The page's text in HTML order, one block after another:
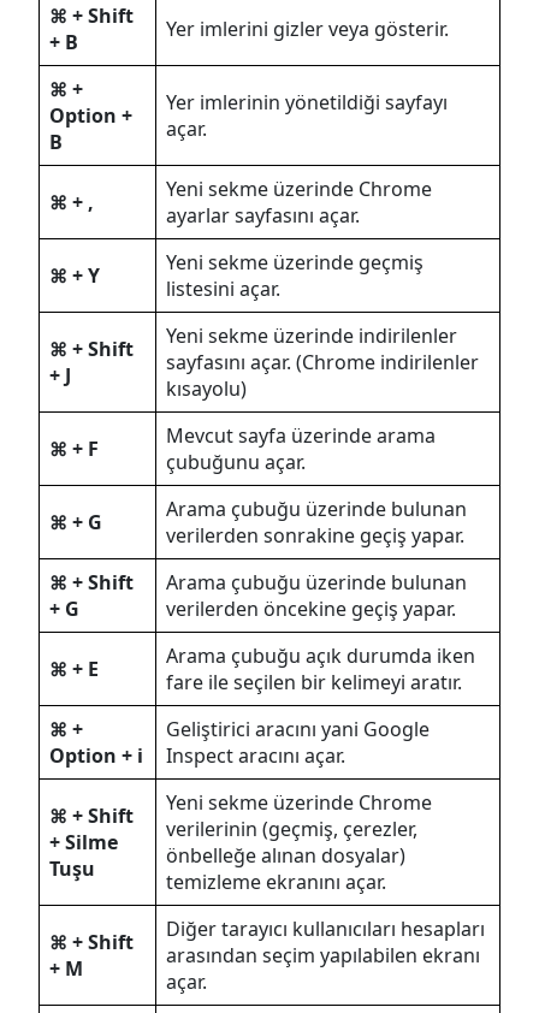
⌘ + Shift
+ B
Yer imlerini gizler veya gösterir.
⌘ +
Option +
B
Yer imlerinin yönetildiği sayfayı
açar.
⌘ + ,
Yeni sekme üzerinde Chrome
ayarlar sayfasını açar.
⌘ + Y
Yeni sekme üzerinde geçmiş
listesini açar.
⌘ + Shift
+ J
Yeni sekme üzerinde indirilenler
sayfasını açar. (Chrome indirilenler
kısayolu)
⌘ + F
Mevcut sayfa üzerinde arama
çubuğunu açar.
⌘ + G
Arama çubuğu üzerinde bulunan
verilerden sonrakine geçiş yapar.
⌘ + Shift
+ G
Arama çubuğu üzerinde bulunan
verilerden öncekine geçiş yapar.
⌘ + E
Arama çubuğu açık durumda iken
fare ile seçilen bir kelimeyi aratır.
⌘ +
Option + i
Geliştirici aracını yani Google
Inspect aracını açar.
⌘ + Shift
+ Silme
Tuşu
Yeni sekme üzerinde Chrome
verilerinin (geçmiş, çerezler,
önbelleğe alınan dosyalar)
temizleme ekranını açar.
⌘ + Shift
+ M
Diğer tarayıcı kullanıcıları hesapları
arasından seçim yapılabilen ekranı
açar.